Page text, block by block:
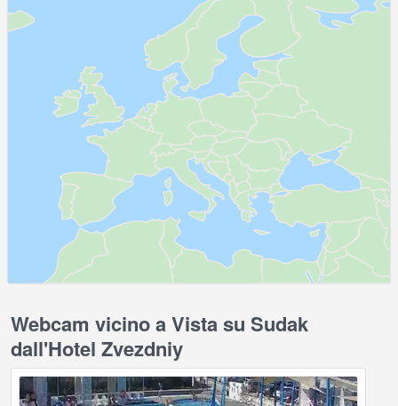
Webcam vicino a Vista su Sudak
dall'Hotel Zvezdniy